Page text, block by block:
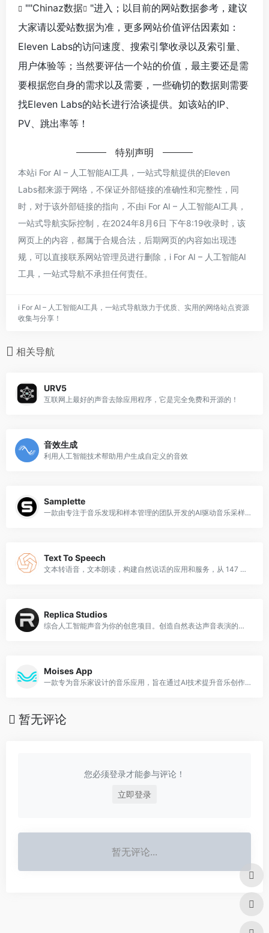
""Chinaz数据
"进入；以目前的网站数据参考，建议
大家请以爱站数据为准，更多网站价值评估因素如：
Eleven Labs的访问速度、搜索引擎收录以及索引量、
用户体验等；当然要评估一个站的价值，最主要还是需
要根据您自身的需求以及需要，一些确切的数据则需要
找Eleven Labs的站长进行洽谈提供。如该站的IP、
PV、跳出率等！
特别声明
本站i For AI – 人工智能AI工具，一站式导航提供的Eleven
Labs都来源于网络，不保证外部链接的准确性和完整性，同
时，对于该外部链接的指向，不由i For AI – 人工智能AI工具，
一站式导航实际控制，在2024年8月6日 下午8:19收录时，该
网页上的内容，都属于合规合法，后期网页的内容如出现违
规，可以直接联系网站管理员进行删除，i For AI – 人工智能AI
工具，一站式导航不承担任何责任。
i For AI – 人工智能AI工具，一站式导航致力于优质、实用的网络站点资源
收集与分享！
相关导航
URV5
互联网上最好的声音去除应用程序，它是完全免费和开源的！
音效生成
利用人工智能技术帮助用户生成自定义的音效
Samplette
一款由专注于音乐发现和样本管理的团队开发的AI驱动音乐采样工具，旨在简化音乐制作人、DJ和音乐爱好者的音乐样本搜索和选择过程
Text To Speech
文本转语音，文本朗读，构建自然说话的应用和服务，从 147 种语言和变体中选择 456 种语音
Replica Studios
综合人工智能声音为你的创意项目。创造自然表达声音表演的副本。
Moises App
一款专为音乐家设计的音乐应用，旨在通过AI技术提升音乐创作与练习体验
暂无评论
您必须登录才能参与评论！
立即登录
暂无评论...